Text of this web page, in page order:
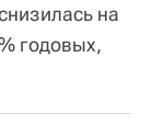
на
годовых,